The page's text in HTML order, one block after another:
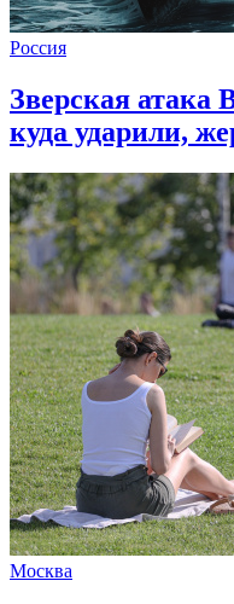
Россия
Зверская атака
куда ударили,
Москва